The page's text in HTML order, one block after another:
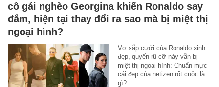
cô gái nghèo Georgina khiến Ronaldo say
đắm, hiện tại thay đổi ra sao mà bị miệt thị
ngoại hình?
Vợ sắp cưới của Ronaldo xinh
đẹp, quyến rũ cỡ này vẫn bị
miệt thị ngoại hình: Chuẩn mực
cái đẹp của netizen rốt cuộc là
gì?